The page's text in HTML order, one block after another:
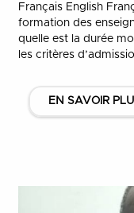
Français English
formation des
quelle est la durée
les critères
EN SAVOIR